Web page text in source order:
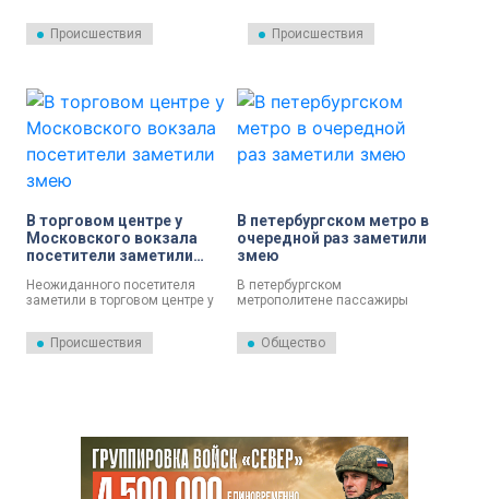
Происшествия
домов по улице Шувалова.
Происшествия
В торговом центре у
Московского вокзала
посетители заметили
Неожиданного посетителя
заметили в торговом центре у
фуд-корта ползала змея,
извивалась и пугала
Происшествия
В петербургском метро в
очередной раз заметили
змею
В петербургском
метрополитене пассажиры
Общество